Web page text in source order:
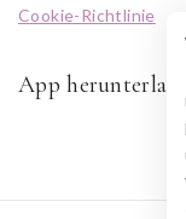
Cookie-Richtlinie
App